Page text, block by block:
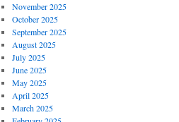
November 2025
October 2025
September 2025
August 2025
July 2025
June 2025
May 2025
April 2025
March 2025